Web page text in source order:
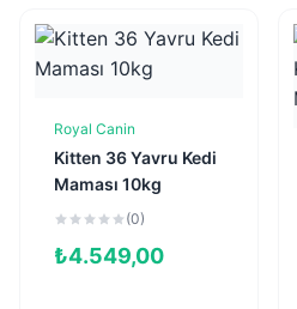
Sepete Ekle
Royal Canin
Kitten 36 Yavru Kedi
Maması 10kg
(0)
₺4.549,00